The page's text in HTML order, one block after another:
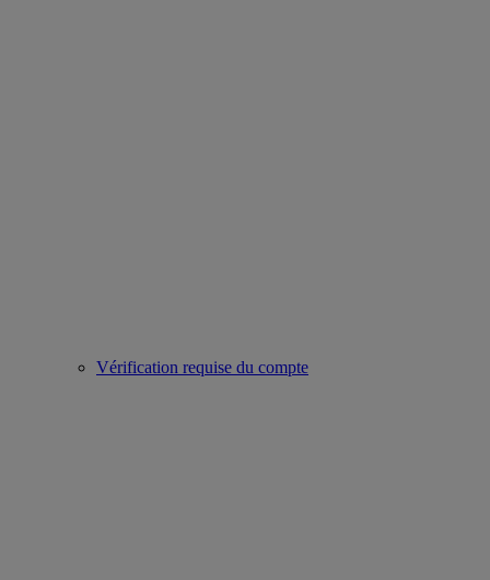
Vérification requise du compte